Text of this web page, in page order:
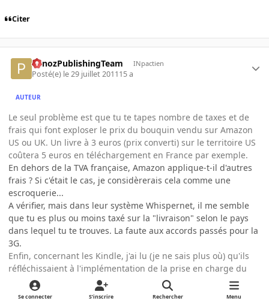
Citer
PanozPublishingTeam INpactien
Posté(e) le 29 juillet 201115 a
AUTEUR
Le seul problème est que tu te tapes nombre de taxes et de
frais qui font exploser le prix du bouquin vendu sur Amazon
US ou UK. Un livre à 3 euros (prix converti) sur le territoire US
coûtera 5 euros en téléchargement en France par exemple.
En dehors de la TVA française, Amazon applique-t-il d'autres
frais ? Si c'était le cas, je considèrerais cela comme une
escroquerie...
A vérifier, mais dans leur système Whispernet, il me semble
que tu es plus ou moins taxé sur la "livraison" selon le pays
dans lequel tu te trouves. La faute aux accords passés pour la
3G.
Enfin, concernant les Kindle, j'ai lu (je ne sais plus où) qu'ils
réfléchissaient à l'implémentation de la prise en charge du
format ePub. À suivre !
Il est vrai. En fait, il n'y a aucune source réellement crédible et
Se connecter S’inscrire Rechercher Menu